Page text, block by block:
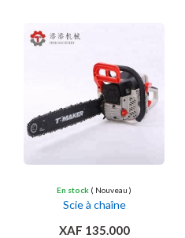
Ajouter au panier
En stock ( Nouveau )
Scie à chaîne
XAF 135.000